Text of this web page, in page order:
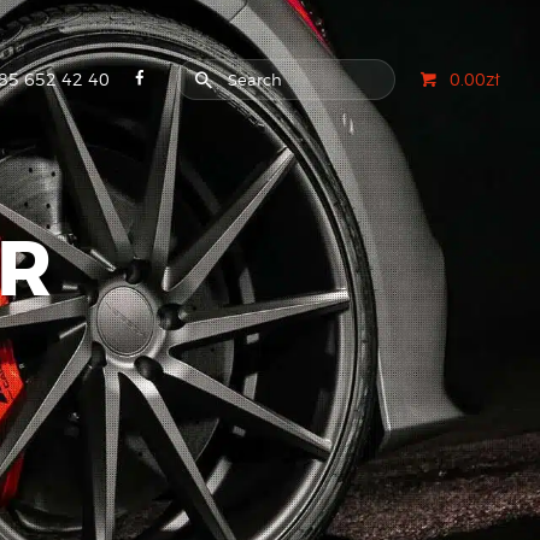
652 42 40 0.00zł